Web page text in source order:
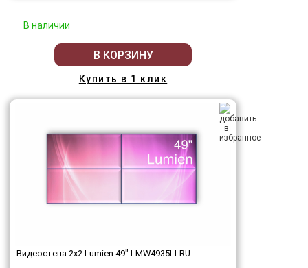
В наличии
В КОРЗИНУ
Купить в 1 клик
Видеостена 2x2 Lumien 49" LMW4935LLRU